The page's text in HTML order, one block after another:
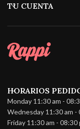
TU CUENTA
HORARIOS
Monday 11:30 am -
Wednesday 11:30 am -
Friday 11:30 am -